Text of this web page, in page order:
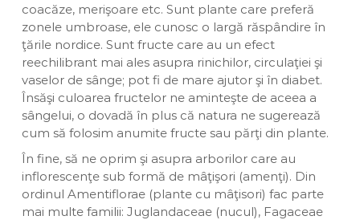
coacăze, merişoare etc. Sunt plante care preferă
zonele umbroase, ele cunosc o largă răspândire în
ţările nordice. Sunt fructe care au un efect
reechilibrant mai ales asupra rinichilor, circulaţiei şi
vaselor de sânge; pot fi de mare ajutor şi în diabet.
Însăşi culoarea fructelor ne aminteşte de aceea a
sângelui, o dovadă în plus că natura ne sugerează
cum să folosim anumite fructe sau părţi din plante.
În fine, să ne oprim şi asupra arborilor care au
inflorescenţe sub formă de mâţişori (amenţi). Din
ordinul Amentiflorae (plante cu mâţisori) fac parte
mai multe familii: Juglandaceae (nucul), Fagaceae